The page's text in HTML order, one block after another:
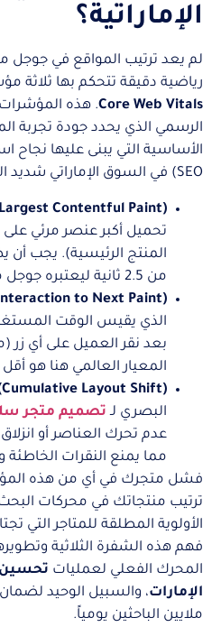
الإماراتية؟
لم يعد ترتيب المواقع في جوجل
رياضية دقيقة تتحكم بها ثلاثة
Core Web Vitals. هذه المؤشرات
الرسمي الذي يحدد جودة تجربة
الأساسية التي يبنى عليها نجاح
SEO) في السوق الإماراتي شديد التنافسية لعام 2026.
Contentful Paint):
تحميل أكبر عنصر مرئي
المنتج الرئيسية). يجب أن
من 2.5 ثانية ليعتبره جوجل ممتازاً.
to Next Paint):
الذي يقيس الوقت
بعد نقر العميل على أي
المعيار العالمي هنا هو أقل من 200 مللي
Layout Shift):
البصري لـ تصميم متجر
عدم تحرك العناصر أو انزلاق
مما يمنع النقرات
فشل متجرك في أي من هذه
ترتيب منتجاتك في محركات
الأولوية المطلقة للمتاجر التي
فهم هذه الشفرة الثلاثية
المحرك الفعلي لعمليات تحسين
الإمارات، والسبيل الوحيد
ملايين الباحثين يومياً.